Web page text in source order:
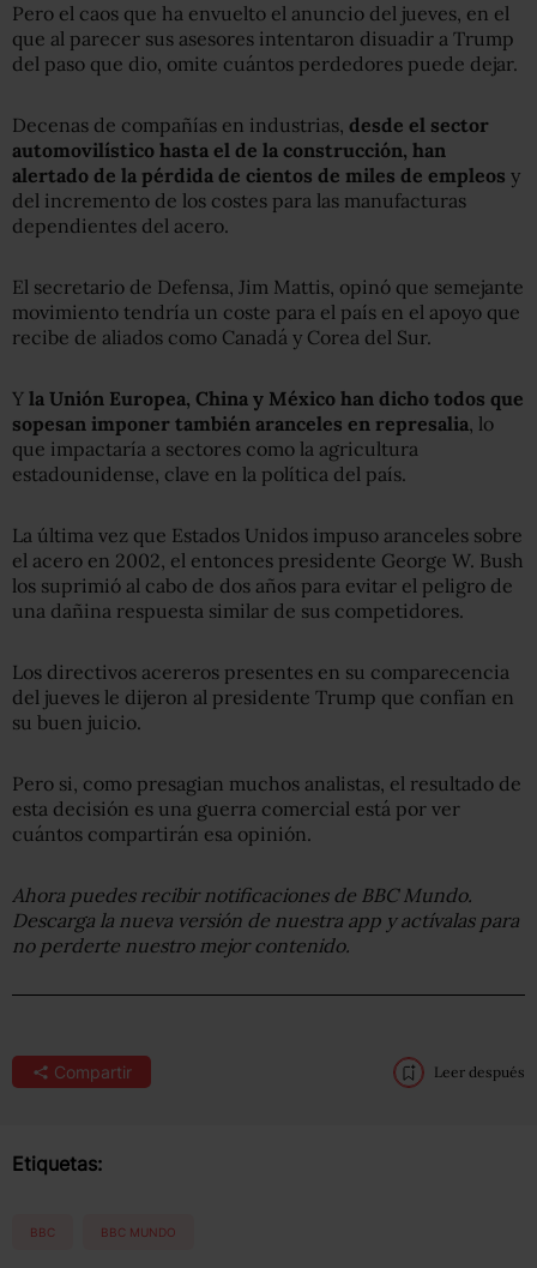
Pero el caos que ha envuelto el anuncio del jueves, en el
que al parecer sus asesores intentaron disuadir a Trump
del paso que dio, omite cuántos perdedores puede dejar.
Decenas de compañías en industrias, desde el sector
automovilístico hasta el de la construcción, han
alertado de la pérdida de cientos de miles de empleos y
del incremento de los costes para las manufacturas
dependientes del acero.
El secretario de Defensa, Jim Mattis, opinó que semejante
movimiento tendría un coste para el país en el apoyo que
recibe de aliados como Canadá y Corea del Sur.
Y la Unión Europea, China y México han dicho todos que
sopesan imponer también aranceles en represalia, lo
que impactaría a sectores como la agricultura
estadounidense, clave en la política del país.
La última vez que Estados Unidos impuso aranceles sobre
el acero en 2002, el entonces presidente George W. Bush
los suprimió al cabo de dos años para evitar el peligro de
una dañina respuesta similar de sus competidores.
Los directivos acereros presentes en su comparecencia
del jueves le dijeron al presidente Trump que confían en
su buen juicio.
Pero si, como presagian muchos analistas, el resultado de
esta decisión es una guerra comercial está por ver
cuántos compartirán esa opinión.
Ahora puedes recibir notificaciones de BBC Mundo.
Descarga la nueva versión de nuestra app y actívalas para
no perderte nuestro mejor contenido.
Compartir Leer después
Etiquetas:
BBC BBC MUNDO